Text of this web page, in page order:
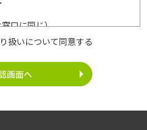
口に同じ）
利用目的達成の範囲内において
情報の利用
扱いについて同意する